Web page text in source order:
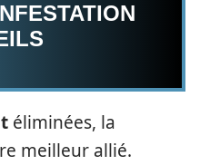
éliminées, la
meilleur allié.